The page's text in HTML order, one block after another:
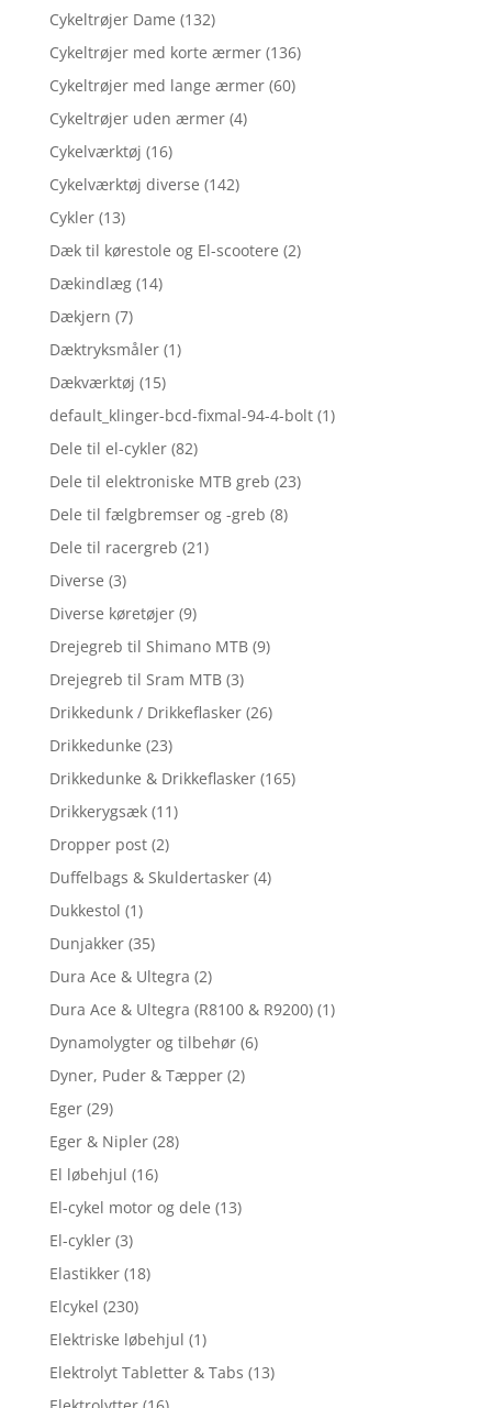
Cykeltrøjer Dame (132)
Cykeltrøjer med korte ærmer (136)
Cykeltrøjer med lange ærmer (60)
Cykeltrøjer uden ærmer (4)
Cykelværktøj (16)
Cykelværktøj diverse (142)
Cykler (13)
Dæk til kørestole og El-scootere (2)
Dækindlæg (14)
Dækjern (7)
Dæktryksmåler (1)
Dækværktøj (15)
default_klinger-bcd-fixmal-94-4-bolt (1)
Dele til el-cykler (82)
Dele til elektroniske MTB greb (23)
Dele til fælgbremser og -greb (8)
Dele til racergreb (21)
Diverse (3)
Diverse køretøjer (9)
Drejegreb til Shimano MTB (9)
Drejegreb til Sram MTB (3)
Drikkedunk / Drikkeflasker (26)
Drikkedunke (23)
Drikkedunke & Drikkeflasker (165)
Drikkerygsæk (11)
Dropper post (2)
Duffelbags & Skuldertasker (4)
Dukkestol (1)
Dunjakker (35)
Dura Ace & Ultegra (2)
Dura Ace & Ultegra (R8100 & R9200) (1)
Dynamolygter og tilbehør (6)
Dyner, Puder & Tæpper (2)
Eger (29)
Eger & Nipler (28)
El løbehjul (16)
El-cykel motor og dele (13)
El-cykler (3)
Elastikker (18)
Elcykel (230)
Elektriske løbehjul (1)
Elektrolyt Tabletter & Tabs (13)